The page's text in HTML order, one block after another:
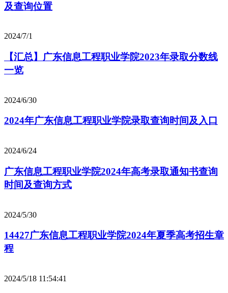
及查询位置
2024/7/1
【汇总】广东信息工程职业学院2023年录取分数线
一览
2024/6/30
2024年广东信息工程职业学院录取查询时间及入口
2024/6/24
广东信息工程职业学院2024年高考录取通知书查询
时间及查询方式
2024/5/30
14427广东信息工程职业学院2024年夏季高考招生章
程
2024/5/18 11:54:41